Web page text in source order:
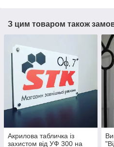
З цим товаром також
Акрилова табличка із
захистом від УФ 300 на